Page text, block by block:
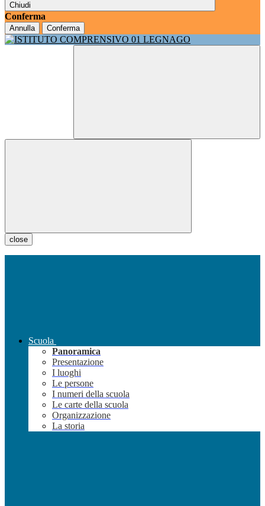
Chiudi
Conferma
Annulla Conferma
close
Scuola
Panoramica
Presentazione
I luoghi
Le persone
I numeri della scuola
Le carte della scuola
Organizzazione
La storia